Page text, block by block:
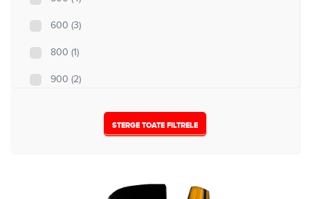
600 (3)
800 (1)
900 (2)
STERGE TOATE FILTRELE